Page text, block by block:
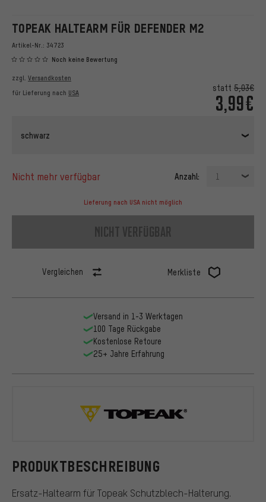
TOPEAK HALTEARM FÜR DEFENDER M2
Artikel-Nr.: 34723
Noch keine Bewertung
statt 5,03€
3,99€
zzgl. Versandkosten
für Lieferung nach USA
schwarz
nicht mehr verfügbar Anzahl: 1
Lieferung nach USA nicht möglich
nicht verfügbar
Vergleichen Merkliste
PRODUKTBESCHREIBUNG
Ersatz-Haltearm für Topeak Schutzblech-Halterung.
Versand in 1-3 Werktagen
100 Tage Rückgabe
Kostenlose Retoure
25+ Jahre Erfahrung